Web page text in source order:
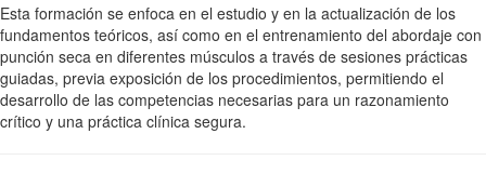
Esta formación se enfoca en el estudio y en la actualización de los
fundamentos teóricos, así como en el entrenamiento del abordaje con
punción seca en diferentes músculos a través de sesiones prácticas
guiadas, previa exposición de los procedimientos, permitiendo el
desarrollo de las competencias necesarias para un razonamiento
crítico y una práctica clínica segura.